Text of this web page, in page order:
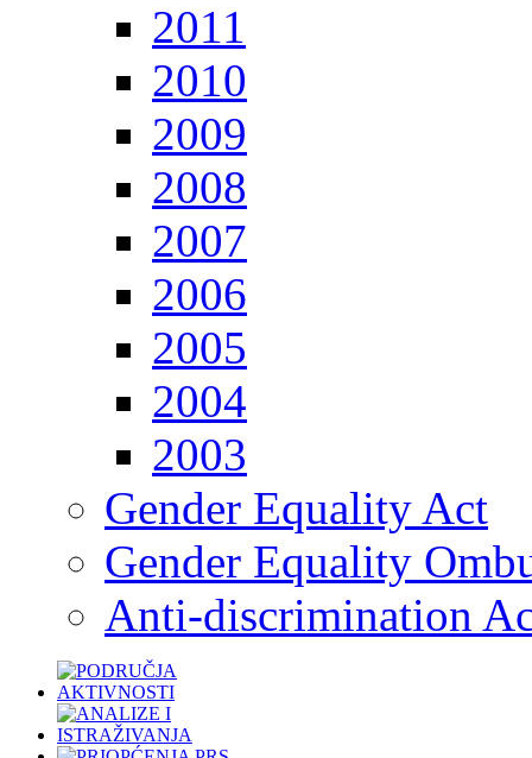
2011
2010
2009
2008
2007
2006
2005
2004
2003
Gender Equality Act
Gender Equality
Anti-discrimination